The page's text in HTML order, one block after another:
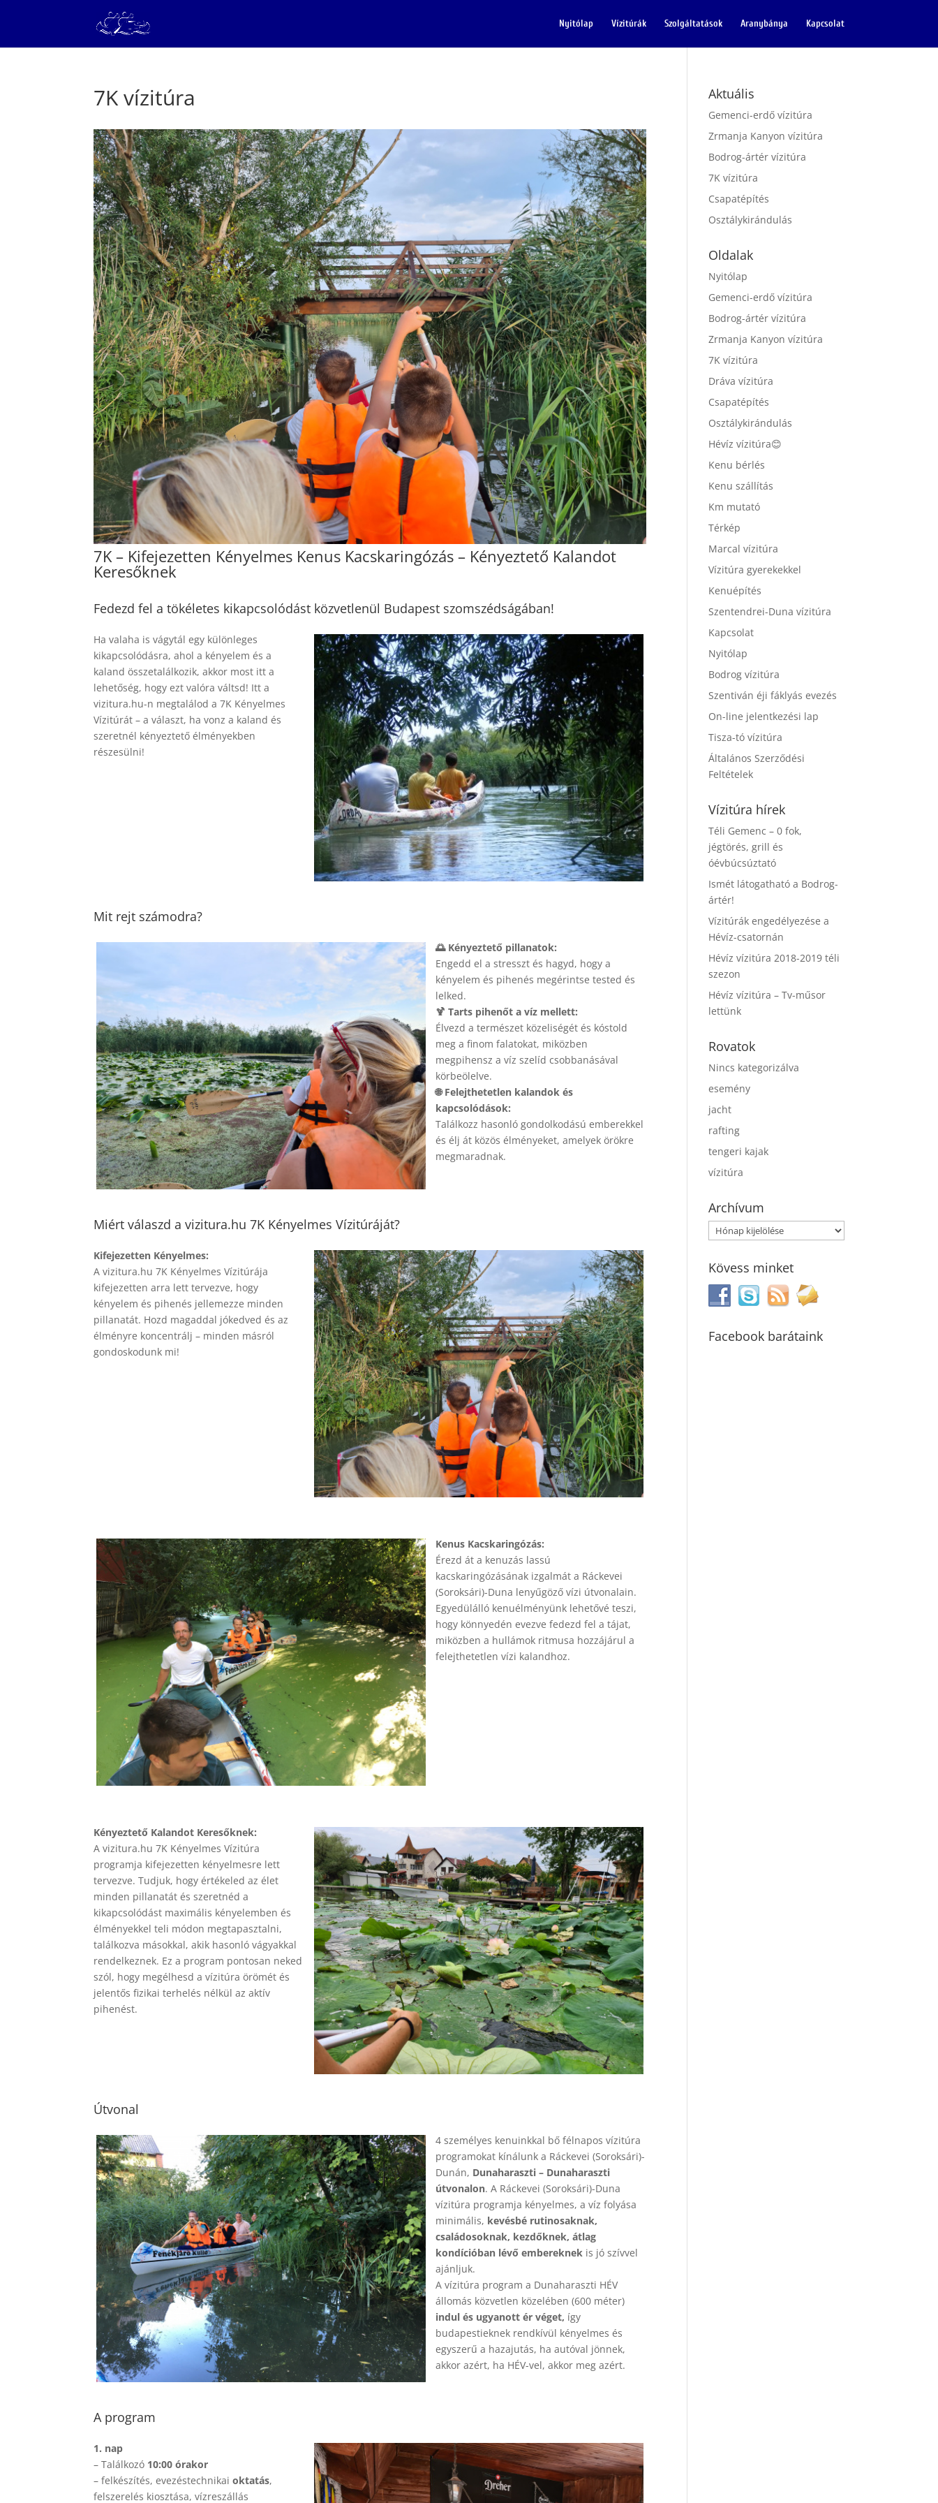
Nyitólap Vízitúrák Szolgáltatások Aranybánya Kapcsolat
7K vízitúra
7K – Kifejezetten Kényelmes Kenus Kacskaringózás – Kényeztető Kalandot
Keresőknek
Fedezd fel a tökéletes kikapcsolódást közvetlenül Budapest szomszédságában!
Ha valaha is vágytál egy különleges
kikapcsolódásra, ahol a kényelem és a
kaland összetalálkozik, akkor most itt a
lehetőség, hogy ezt valóra váltsd! Itt a
vizitura.hu-n megtalálod a 7K Kényelmes
Vízitúrát – a választ, ha vonz a kaland és
szeretnél kényeztető élményekben
részesülni!
Mit rejt számodra?
🌅 Kényeztető pillanatok:
Engedd el a stresszt és hagyd, hogy a
kényelem és pihenés megérintse tested és
lelked.
🍹 Tarts pihenőt a víz mellett:
Élvezd a természet közeliségét és kóstold
meg a finom falatokat, miközben
megpihensz a víz szelíd csobbanásával
körbeölelve.
🌐 Felejthetetlen kalandok és
kapcsolódások:
Találkozz hasonló gondolkodású emberekkel
és élj át közös élményeket, amelyek örökre
megmaradnak.
Miért válaszd a vizitura.hu 7K Kényelmes Vízitúráját?
Kifejezetten Kényelmes:
A vizitura.hu 7K Kényelmes Vízitúrája
kifejezetten arra lett tervezve, hogy
kényelem és pihenés jellemezze minden
pillanatát. Hozd magaddal jókedved és az
élményre koncentrálj – minden másról
gondoskodunk mi!
Kenus Kacskaringózás:
Érezd át a kenuzás lassú
kacskaringózásának izgalmát a Ráckevei
(Soroksári)-Duna lenyűgöző vízi útvonalain.
Egyedülálló kenuélményünk lehetővé teszi,
hogy könnyedén evezve fedezd fel a tájat,
miközben a hullámok ritmusa hozzájárul a
felejthetetlen vízi kalandhoz.
Kényeztető Kalandot Keresőknek:
A vizitura.hu 7K Kényelmes Vízitúra
programja kifejezetten kényelmesre lett
tervezve. Tudjuk, hogy értékeled az élet
minden pillanatát és szeretnéd a
kikapcsolódást maximális kényelemben és
élményekkel teli módon megtapasztalni,
találkozva másokkal, akik hasonló vágyakkal
rendelkeznek. Ez a program pontosan neked
szól, hogy megélhesd a vízitúra örömét és
jelentős fizikai terhelés nélkül az aktív
pihenést.
Útvonal
4 személyes kenuinkkal bő félnapos vízitúra
programokat kínálunk a Ráckevei (Soroksári)-
Dunán, Dunaharaszti – Dunaharaszti
útvonalon. A Ráckevei (Soroksári)-Duna
vízitúra programja kényelmes, a víz folyása
minimális, kevésbé rutinosaknak,
családosoknak, kezdőknek, átlag
kondícióban lévő embereknek is jó szívvel
ajánljuk.
A vízitúra program a Dunaharaszti HÉV
állomás közvetlen közelében (600 méter)
indul és ugyanott ér véget, így
budapestieknek rendkívül kényelmes és
egyszerű a hazajutás, ha autóval jönnek,
akkor azért, ha HÉV-vel, akkor meg azért.
A program
1. nap
– Találkozó 10:00 órakor
– felkészítés, evezéstechnikaioktatás,
felszerelés kiosztása, vízreszállás
Aktuális
Gemenci-erdő vízitúra
Zrmanja Kanyon vízitúra
Bodrog-ártér vízitúra
7K vízitúra
Csapatépítés
Osztálykirándulás
Oldalak
Nyitólap
Gemenci-erdő vízitúra
Bodrog-ártér vízitúra
Zrmanja Kanyon vízitúra
7K vízitúra
Dráva vízitúra
Csapatépítés
Osztálykirándulás
Hévíz vízitúra😊
Kenu bérlés
Kenu szállítás
Km mutató
Térkép
Marcal vízitúra
Vízitúra gyerekekkel
Kenuépítés
Szentendrei-Duna vízitúra
Kapcsolat
Nyitólap
Bodrog vízitúra
Szentiván éji fáklyás evezés
On-line jelentkezési lap
Tisza-tó vízitúra
Általános Szerződési
Feltételek
Vízitúra hírek
Téli Gemenc – 0 fok,
jégtörés, grill és
óévbúcsúztató
Ismét látogatható a Bodrog-
ártér!
Vízitúrák engedélyezése a
Hévíz-csatornán
Hévíz vízitúra 2018-2019 téli
szezon
Hévíz vízitúra – Tv-műsor
lettünk
Rovatok
Nincs kategorizálva
esemény
jacht
rafting
tengeri kajak
vízitúra
Archívum
Archívum
Kövess minket
Facebook barátaink